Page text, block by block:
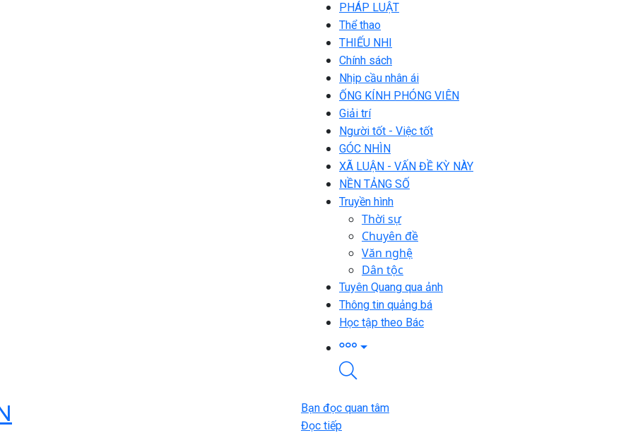
PHÁP LUẬT
Thể thao
THIẾU NHI
Chính sách
Nhịp cầu nhân ái
ỐNG KÍNH PHÓNG VIÊN
Giải trí
Người tốt - Việc tốt
GÓC NHÌN
XÃ LUẬN - VẤN ĐỀ KỲ NÀY
NỀN TẢNG SỐ
Truyền hình
Thời sự
Chuyên đề
Văn nghệ
Dân tộc
Tuyên Quang qua ảnh
Thông tin quảng bá
Học tập theo Bác
Bạn đọc quan tâm
Đọc tiếp